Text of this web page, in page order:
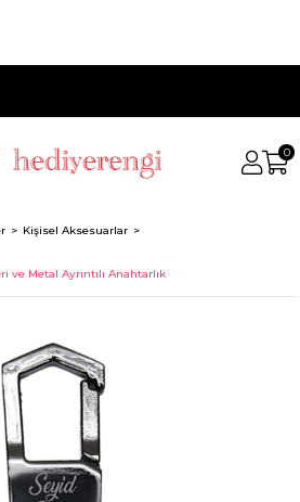
0
Kişisel Aksesuarlar
ve Metal Ayrıntılı Anahtarlık